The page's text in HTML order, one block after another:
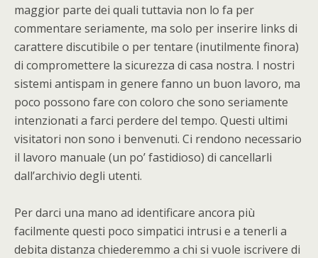
maggior parte dei quali tuttavia non lo fa per
commentare seriamente, ma solo per inserire links di
carattere discutibile o per tentare (inutilmente finora)
di compromettere la sicurezza di casa nostra. I nostri
sistemi antispam in genere fanno un buon lavoro, ma
poco possono fare con coloro che sono seriamente
intenzionati a farci perdere del tempo. Questi ultimi
visitatori non sono i benvenuti. Ci rendono necessario
il lavoro manuale (un po’ fastidioso) di cancellarli
dall’archivio degli utenti.
Per darci una mano ad identificare ancora più
facilmente questi poco simpatici intrusi e a tenerli a
debita distanza chiederemmo a chi si vuole iscrivere di